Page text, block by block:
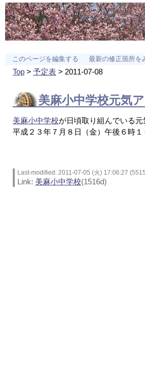
このページを編集する 最新の修正箇所を
Top> 予定表> 2011-07-08
美麻小中学校元気
美麻小中学校が日頃取り組んでいる
平成２３年７月８日（金）午後６時
Last-modified: 2011-07-05 (火) 17:06:27
Link: 美麻小中学校(1516d)